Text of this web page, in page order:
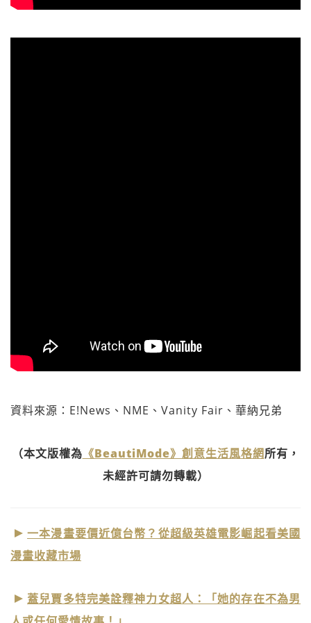
資料來源：E!News、NME、Vanity Fair、華納兄弟
（本文版權為 《BeautiMode》創意生活風格網所有，
未經許可請勿轉載）
一本漫畫要價近億台幣？從超級英雄電影崛起看美國
漫畫收藏市場
蓋兒賈多特完美詮釋神力女超人：「她的存在不為男